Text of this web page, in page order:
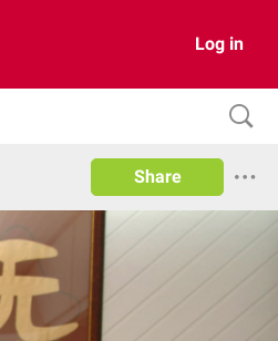
Log in
Share